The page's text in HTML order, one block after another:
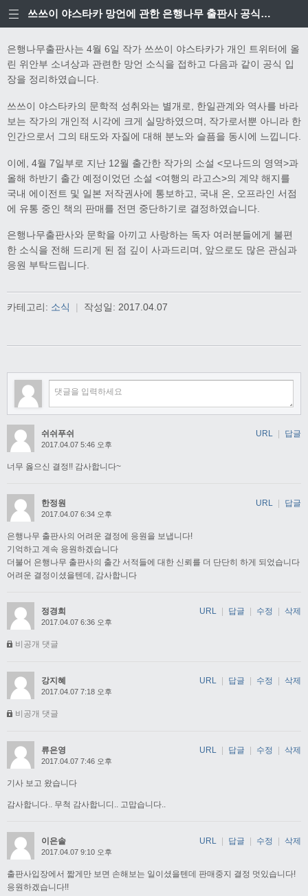
쓰쓰이 야스타카 망언에 관한 은행나무 출판사 공식입장
은행나무출판사는 4월 6일 작가 쓰쓰이 야스타카가 개인 트위터에 올
린 위안부 소녀상과 관련한 망언 소식을 접하고 다음과 같이 공식 입
장을 정리하였습니다.
쓰쓰이 야스타카의 문학적 성취와는 별개로, 한일관계와 역사를 바라
보는 작가의 개인적 시각에 크게 실망하였으며, 작가로서뿐 아니라 한
인간으로서 그의 태도와 자질에 대해 분노와 슬픔을 동시에 느낍니다.
이에, 4월 7일부로 지난 12월 출간한 작가의 소설 <모나드의 영역>과
올해 하반기 출간 예정이었던 소설 <여행의 라고스>의 계약 해지를
국내 에이전트 및 일본 저작권사에 통보하고, 국내 온, 오프라인 서점
에 유통 중인 책의 판매를 전면 중단하기로 결정하였습니다.
은행나무출판사와 문학을 아끼고 사랑하는 독자 여러분들에게 불편
한 소식을 전해 드리게 된 점 깊이 사과드리며, 앞으로도 많은 관심과
응원 부탁드립니다.
카테고리: 소식 | 작성일: 2017.04.07
쉬쉬푸쉬
2017.04.07 5:46 오후
너무 옳으신 결정!! 감사합니다~
URL | 답글
한정원
2017.04.07 6:34 오후
은행나무 출판사의 어려운 결정에 응원을 보냅니다!
기억하고 계속 응원하겠습니다
더불어 은행나무 출판사의 출간 서적들에 대한 신뢰를 더 단단히 하게 되었습니다
어려운 결정이셨을텐데, 감사합니다
URL | 답글
정경희
2017.04.07 6:36 오후
비공개 댓글
URL 답글 수정 삭제
강지혜
2017.04.07 7:18 오후
비공개 댓글
URL 답글 수정 삭제
류은영
2017.04.07 7:46 오후
기사 보고 왔습니다
감사합니다.. 무척 감사합니디.. 고맙습니다..
URL 답글 수정 삭제
이은솔
2017.04.07 9:10 오후
출판사입장에서 짧게만 보면 손해보는 일이셨을텐데 판매중지 결정 멋있습니다!
응원하겠습니다!!
URL | 답글 | 수정 | 삭제